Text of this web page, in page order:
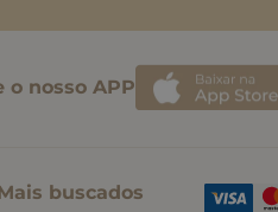
o nosso APP
buscados